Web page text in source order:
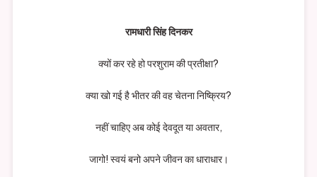
रामधारी सिंह दिनकर
क्यों कर रहे हो परशुराम की प्रतीक्षा?
क्या खो गई है भीतर की वह चेतना निष्क्रिय?
नहीं चाहिए अब कोई देवदूत या अवतार,
जागो! स्वयं बनो अपने जीवन का धाराधार।